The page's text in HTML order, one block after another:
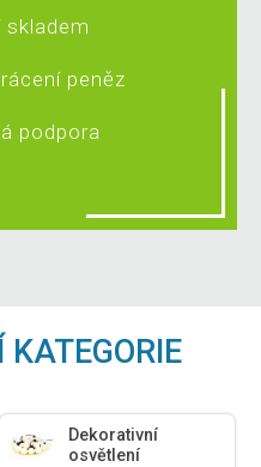
skladem
peněz
podpora
Dekorativní
osvětlení